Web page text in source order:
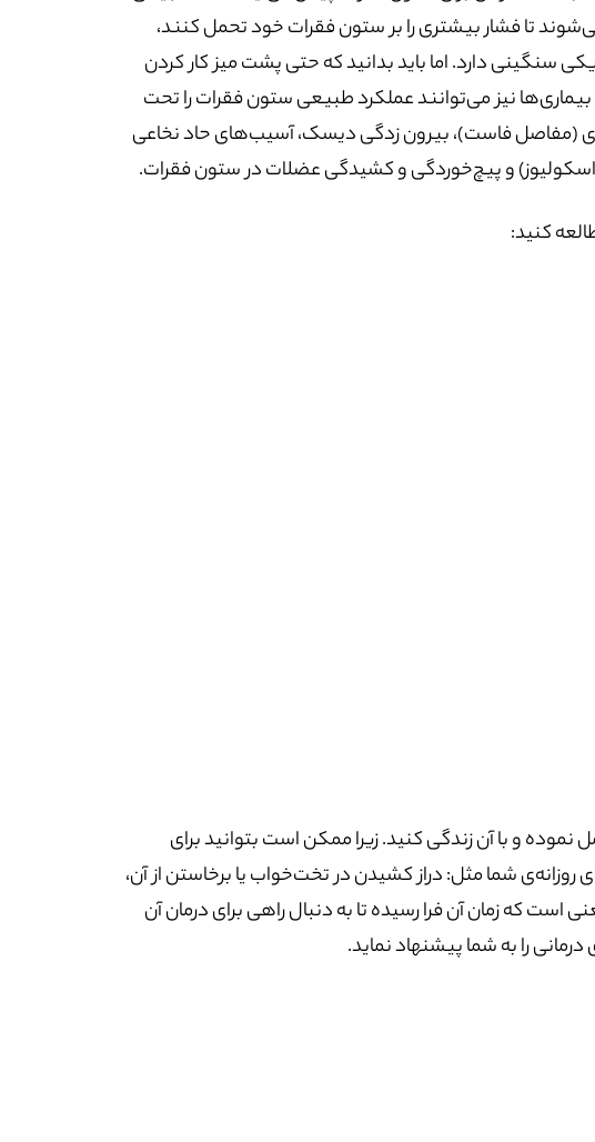
تا فشار بیشتری را بر ستون فقرات خود تحمل کنند،
سنگینی دارد. اما باید بدانید که حتی پشت میز کار کردن
نیز می‌توانند عملکرد طبیعی ستون فقرات را تحت
(مفاصل فاست)، بیرون زدگی دیسک، آسیب‌های حاد نخاعی
و پیچ‌خوردگی و کشیدگی عضلات در ستون فقرات.
کنید:
نموده و با آن زندگی کنید. زیرا ممکن است بتوانید برای
شما مثل: دراز کشیدن در تخت‌خواب یا برخاستن از آن،
که زمان آن فرا رسیده تا به دنبال راهی برای درمان آن
را به شما پیشنهاد نماید.